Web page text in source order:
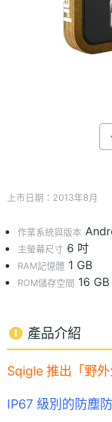
上市日期：2013年8月
作業系統與版本
主螢幕尺寸 6 吋
RAM記憶體 1 GB
ROM儲存空間 16 GB
產品介紹
Sqigle 推出「野
IP67 級別的防塵